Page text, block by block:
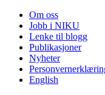
Om oss
Jobb i NIKU
Lenke til blogg
Publikasjoner
Nyheter
English